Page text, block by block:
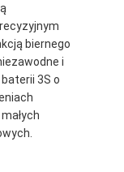
biernego
i
3S o